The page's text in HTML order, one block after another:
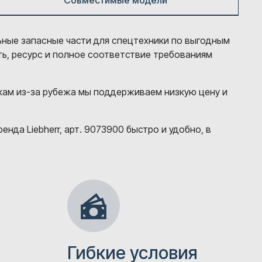
запасные части для спецтехники по выгодным
ресурс и полное соответствие требованиям
из-за рубежа мы поддерживаем низкую цену и
Liebherr, арт. 9073900 быстро и удобно, в
Гибкие условия